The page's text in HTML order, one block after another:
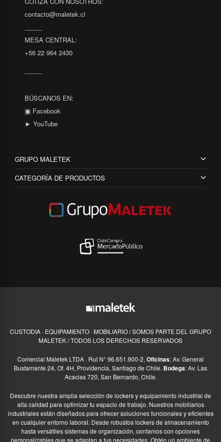
contacto@maletek.cl
MESA CENTRAL:
+56 22 964 2430
BÚSCANOS EN:
▣ Facebook
► YouTube
GRUPO MALETEK
CATEGORÍA DE PRODUCTOS
CUSTODIA · EQUIPAMIENTO · MOBILIARIO / SOMOS PARTE DEL GRUPO
MALETEK / TODOS LOS DERECHOS RESERVADOS
Comercial Maletek LTDA · Rut N° 96.651.900-2, Oficinas: Av. General
Bustamante 24, Of. 4H, Providencia, Santiago de Chile. Bodega: Av. Las
Acacias 720, San Bernardo, Chile.
Descubre nuestra amplia selección de lockers y equipamiento industrial de
alta calidad para optimizar tu espacio de trabajo. Nuestros mobiliarios
industriales están diseñados para ofrecer soluciones funcionales y eficientes
en cualquier entorno laboral. Desde robustos lockers de almacenamiento
hasta versátiles sistemas de organización, contamos con opciones
personalizables que se adaptan a tus necesidades. Obtén un ambiente de